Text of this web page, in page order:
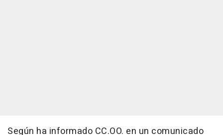
Según ha informado CC.OO. en un comunicado